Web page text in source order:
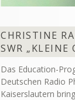
CHRISTINE
SWR „KLEINE
Das Education-
Deutschen Radio
Kaiserslautern